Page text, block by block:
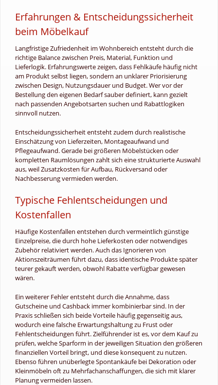
Erfahrungen & Entscheidungssicherheit
beim Möbelkauf
Langfristige Zufriedenheit im Wohnbereich entsteht durch die
richtige Balance zwischen Preis, Material, Funktion und
Lieferlogik. Erfahrungswerte zeigen, dass Fehlkäufe häufig nicht
am Produkt selbst liegen, sondern an unklarer Priorisierung
zwischen Design, Nutzungsdauer und Budget. Wer vor der
Bestellung den eigenen Bedarf sauber definiert, kann gezielt
nach passenden Angebotsarten suchen und Rabattlogiken
sinnvoll nutzen.
Entscheidungssicherheit entsteht zudem durch realistische
Einschätzung von Lieferzeiten, Montageaufwand und
Pflegeaufwand. Gerade bei größeren Möbelstücken oder
kompletten Raumlösungen zahlt sich eine strukturierte Auswahl
aus, weil Zusatzkosten für Aufbau, Rückversand oder
Nachbesserung vermieden werden.
Typische Fehlentscheidungen und
Kostenfallen
Häufige Kostenfallen entstehen durch vermeintlich günstige
Einzelpreise, die durch hohe Lieferkosten oder notwendiges
Zubehör relativiert werden. Auch das Ignorieren von
Aktionszeiträumen führt dazu, dass identische Produkte später
teurer gekauft werden, obwohl Rabatte verfügbar gewesen
wären.
Ein weiterer Fehler entsteht durch die Annahme, dass
Gutscheine und Cashback immer kombinierbar sind. In der
Praxis schließen sich beide Vorteile häufig gegenseitig aus,
wodurch eine falsche Erwartungshaltung zu Frust oder
Fehlentscheidungen führt. Zielführender ist es, vor dem Kauf zu
prüfen, welche Sparform in der jeweiligen Situation den größeren
finanziellen Vorteil bringt, und diese konsequent zu nutzen.
Ebenso führen unüberlegte Spontankäufe bei Dekoration oder
Kleinmöbeln oft zu Mehrfachanschaffungen, die sich mit klarer
Planung vermeiden lassen.